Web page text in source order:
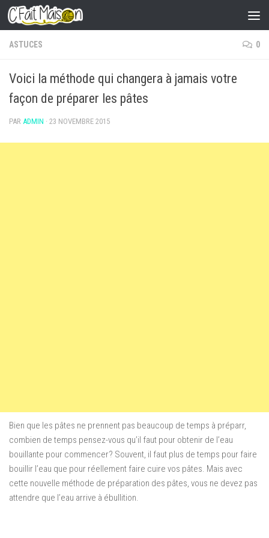
Skip to content
ASTUCES 0
Voici la méthode qui changera à jamais votre
façon de préparer les pâtes
PAR ADMIN · 23 NOVEMBRE 2015
Bien que les pâtes ne prennent pas beaucoup de temps à préparr,
combien de temps pensez-vous qu’il faut pour obtenir de l’eau
bouillante pour commencer? Souvent, il faut plus de temps pour faire
bouillir l’eau que pour réellement faire cuire vos pâtes. Mais avec
cette nouvelle méthode de préparation des pâtes, vous ne devez pas
attendre que l’eau arrive à ébullition.